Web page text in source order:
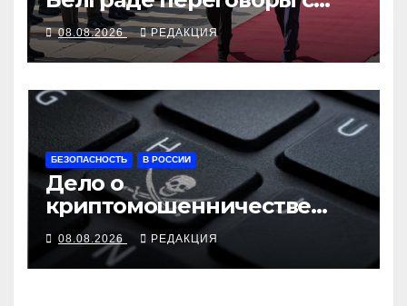
Вучичем
08.08.2026 РЕДАКЦИЯ
БЕЗОПАСНОСТЬ В РОССИИ
Дело о
криптомошенничестве
оборачивают в содействие
терроризму
08.08.2026 РЕДАКЦИЯ